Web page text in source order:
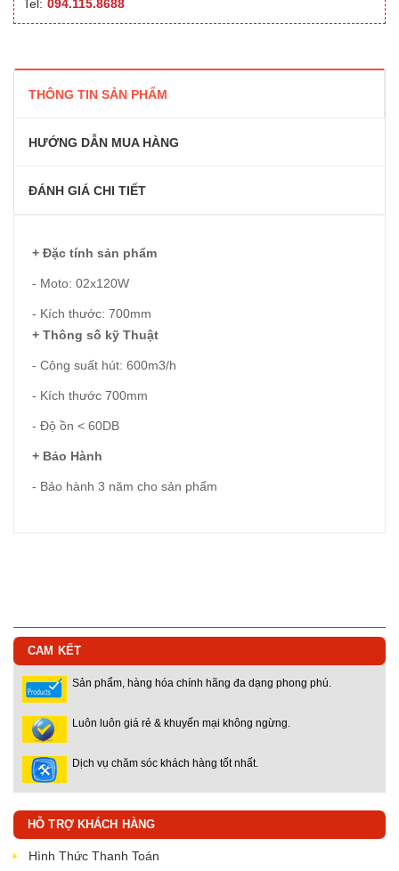
Tel: 094.115.8688
THÔNG TIN SẢN PHẨM
HƯỚNG DẪN MUA HÀNG
ĐÁNH GIÁ CHI TIẾT
+ Đặc tính sản phẩm
- Moto: 02x120W
- Kích thước: 700mm
+ Thông số kỹ Thuật
- Công suất hút: 600m3/h
- Kích thước 700mm
- Độ ồn < 60DB
+ Bảo Hành
- Bảo hành 3 năm cho sản phẩm
CAM KẾT
Sản phẩm, hàng hóa chính hãng đa dạng phong phú.
Luôn luôn giá rẻ & khuyến mại không ngừng.
Dịch vụ chăm sóc khách hàng tốt nhất.
HỖ TRỢ KHÁCH HÀNG
Hình Thức Thanh Toán